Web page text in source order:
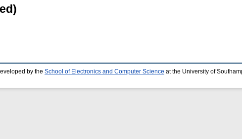
by the School of Electronics and Computer Science at the University of